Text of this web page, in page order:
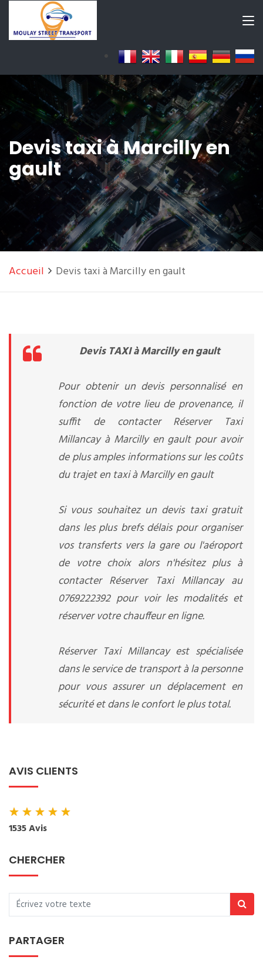
Devis taxi à Marcilly en
gault
Accueil Devis taxi à Marcilly en gault
Devis TAXI à Marcilly en gault
Pour obtenir un devis personnalisé en
fonction de votre lieu de provenance, il
suffit de contacter Réserver Taxi
Millancay à Marcilly en gault pour avoir
de plus amples informations sur les coûts
du trajet en taxi à Marcilly en gault
Si vous souhaitez un devis taxi gratuit
dans les plus brefs délais pour organiser
vos transferts vers la gare ou l'aéroport
de votre choix alors n'hésitez plus à
contacter Réserver Taxi Millancay au
0769222392 pour voir les modalités et
réserver votre chauffeur en ligne.
Réserver Taxi Millancay est spécialisée
dans le service de transport à la personne
pour vous assurer un déplacement en
sécurité et dans le confort le plus total.
AVIS CLIENTS
★★★★★
1535 Avis
CHERCHER
PARTAGER